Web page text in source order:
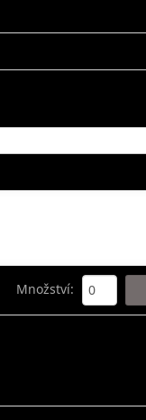
Množství: